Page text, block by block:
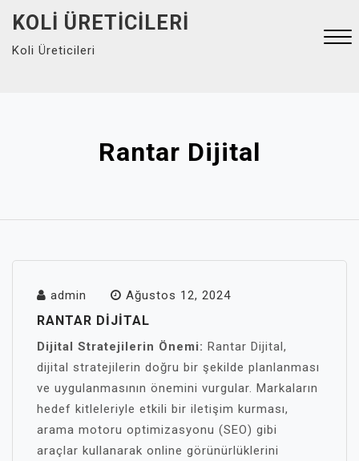
content
KOLI ÜRETICILERI
Koli Üreticileri
Rantar Dijital
admin Ağustos 12, 2024
RANTAR DIJITAL
Dijital Stratejilerin Önemi: Rantar Dijital,
dijital stratejilerin doğru bir şekilde planlanması
ve uygulanmasının önemini vurgular. Markaların
hedef kitleleriyle etkili bir iletişim kurması,
arama motoru optimizasyonu (SEO) gibi
araçlar kullanarak online görünürlüklerini